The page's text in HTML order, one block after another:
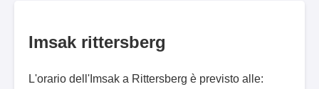
Imsak rittersberg
L'orario dell'Imsak a Rittersberg è previsto alle: